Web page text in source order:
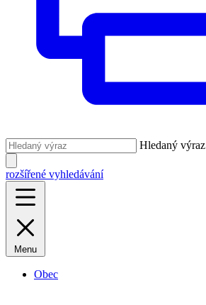
Hledaný výraz
rozšířené vyhledávání
Menu
Obec